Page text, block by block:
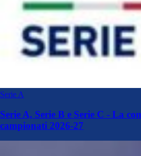
Serie A
Serie A, Serie B e Serie C - La
campionati 2026-27